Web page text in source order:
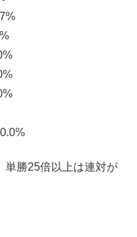
単勝25倍以上は連対が